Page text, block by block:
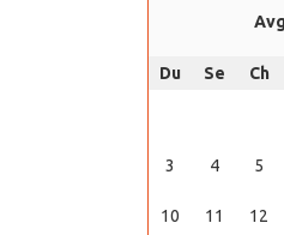
Du Se Ch
3 4 5
10 11 12